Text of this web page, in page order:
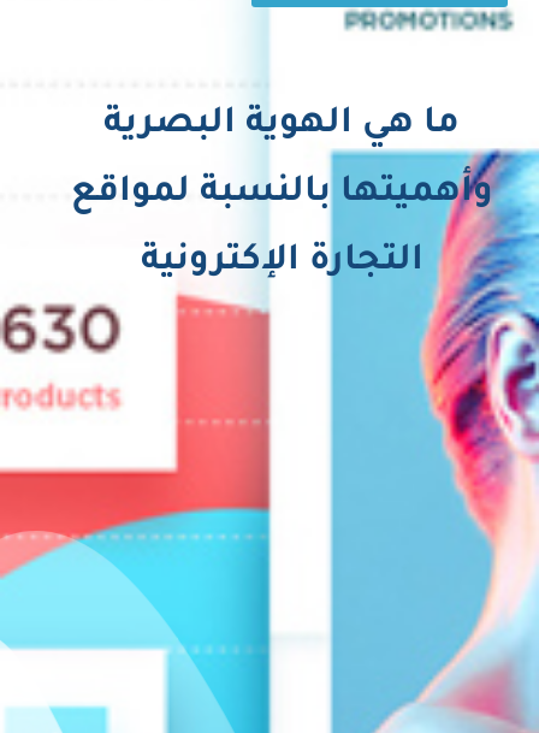
ما هي الهوية البصرية
وأهميتها بالنسبة لمواقع
التجارة الإكترونية